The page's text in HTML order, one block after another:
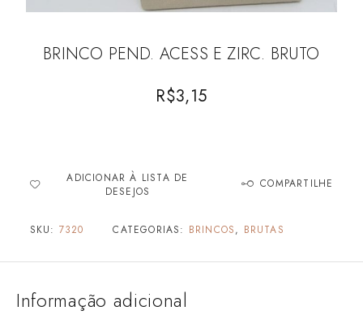
BRINCO PEND. ACESS E ZIRC. BRUTO
R$3,15
ADICIONAR À LISTA DE
DESEJOS
COMPARTILHE
SKU: 7320 CATEGORIAS: BRINCOS, BRUTAS
Informação adicional